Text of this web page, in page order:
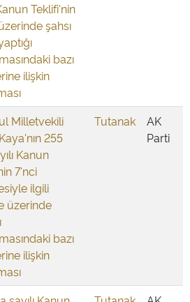
Teklifi'nin
şahsı
bazı
ilişkin
Milletvekili
255
Kanun
7'nci
ilgili
üzerinde
bazı
ilişkin
Tutanak
AK
Parti